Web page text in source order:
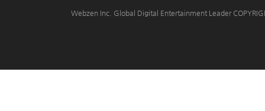
Webzen Inc. Global Digital Entertainment Leader